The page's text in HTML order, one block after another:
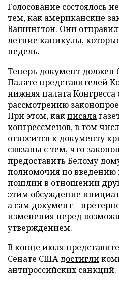
Голосование состоялось
тем, как американские
Вашингтон. Они
летние каникулы,
недель.
Теперь документ должен
Палате представителей
нижняя палата
рассмотрению
При этом, какписала
конгрессменов, в том
относится к документу
связаны с тем, что
предоставить Белому
полномочия по
пошлин в отношении
этим обсуждение
а сам документ –
изменения перед
утверждением.
В конце июля
Сенате СШАдостигли
антироссийских санкций.